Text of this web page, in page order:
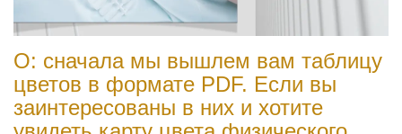
О: сначала мы вышлем вам таблицу
цветов в формате PDF. Если вы
заинтересованы в них и хотите